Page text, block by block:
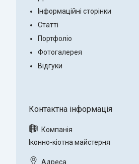
Інформаційні сторінки
Статті
Портфоліо
Фотогалерея
Відгуки
Іконно-кіотна майстерня